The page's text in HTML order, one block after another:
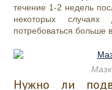
течение 1-2 недель
некоторых
потребоваться больше
Нужно ли